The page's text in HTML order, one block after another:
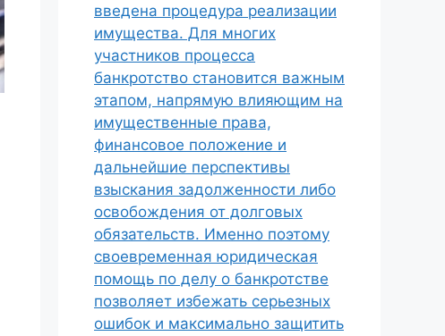
введена процедура реализации
имущества. Для многих
участников процесса
банкротство становится важным
этапом, напрямую влияющим на
имущественные права,
финансовое положение и
дальнейшие перспективы
взыскания задолженности либо
освобождения от долговых
обязательств. Именно поэтому
своевременная юридическая
помощь по делу о банкротстве
позволяет избежать серьезных
ошибок и максимально защитить